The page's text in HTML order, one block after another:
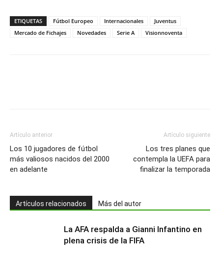
ETIQUETAS Fútbol Europeo Internacionales
Juventus
Mercado de Fichajes
Novedades Serie A Visionnoventa
Artículo anterior
Los 10 jugadores de fútbol
más valiosos nacidos del 2000
en adelante
Artículo siguiente
Los tres planes que
contempla la UEFA para
finalizar la temporada
Artículos relacionados Más del autor
La AFA respalda a Gianni Infantino en
plena crisis de la FIFA